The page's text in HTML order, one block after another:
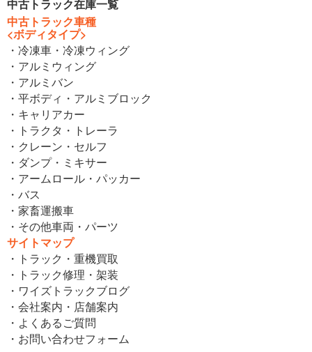
中古トラック在庫一覧
中古トラック車種
<ボディタイプ>
・冷凍車・冷凍ウィング
・アルミウィング
・アルミバン
・平ボディ・アルミブロック
・キャリアカー
・トラクタ・トレーラ
・クレーン・セルフ
・ダンプ・ミキサー
・アームロール・パッカー
・バス
・家畜運搬車
・その他車両・パーツ
サイトマップ
・トラック・重機買取
・トラック修理・架装
・ワイズトラックブログ
・会社案内・店舗案内
・よくあるご質問
・お問い合わせフォーム